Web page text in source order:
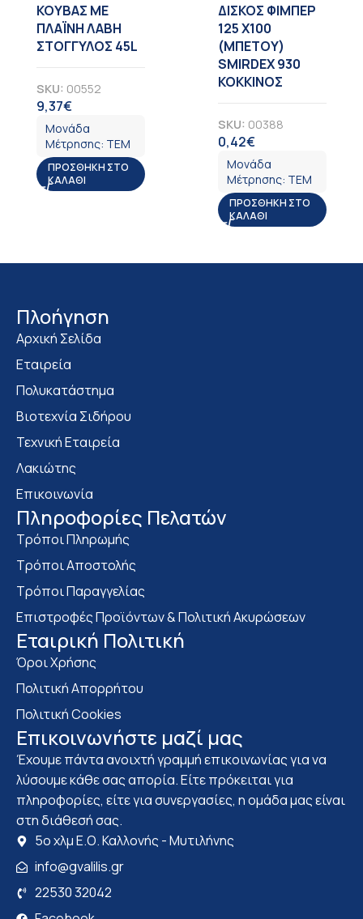
KOYBAΣ ΜΕ
ΠΛΑΪΝΗ ΛΑΒΗ
ΣΤΟΓΓΥΛΟΣ 45L
SKU: 00552
9,37€
Μονάδα
Μέτρησης: ΤΕΜ
ΠΡΟΣΘΉΚΗ ΣΤΟ
ΚΑΛΆΘΙ
ΔΙΣΚΟΣ ΦΙΜΠΕΡ
125 X100
(ΜΠΕΤΟΥ)
SMIRDEX 930
ΚΟΚΚΙΝΟΣ
SKU: 00388
0,42€
Μονάδα
Μέτρησης: ΤΕΜ
ΠΡΟΣΘΉΚΗ ΣΤΟ
ΚΑΛΆΘΙ
Πλοήγηση
Αρχική Σελίδα
Εταιρεία
Πολυκατάστημα
Bιοτεχνία Σιδήρου
Τεχνική Εταιρεία
Λακιώτης
Επικοινωνία
Πληροφορίες Πελατών
Τρόποι Πληρωμής
Τρόποι Αποστολής
Τρόποι Παραγγελίας
Επιστροφές Προϊόντων & Πολιτική Ακυρώσεων
Eταιρική Πολιτική
Όροι Χρήσης
Πολιτική Απορρήτου
Πολιτική Cookies
Επικοινωνήστε μαζί μας
Έχουμε πάντα ανοιχτή γραμμή επικοινωνίας για να
λύσουμε κάθε σας απορία. Είτε πρόκειται για
πληροφορίες, είτε για συνεργασίες, η ομάδα μας είναι
στη διάθεσή σας.
5ο χλμ Ε.Ο. Καλλονής - Μυτιλήνης
info@gvalilis.gr
22530 32042